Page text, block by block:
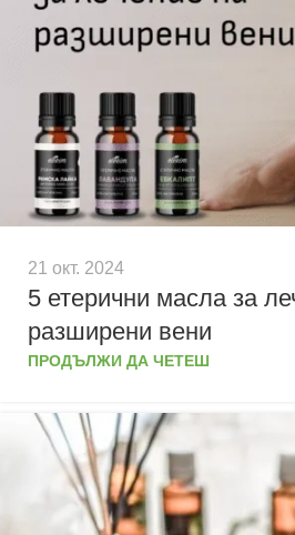
21 окт. 2024
5 етерични масла за
разширени вени
ПРОДЪЛЖИ ДА ЧЕТЕШ